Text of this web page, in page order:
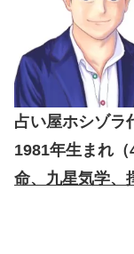
占い屋ホシゾラ
1981年生まれ（
命、九星気学、